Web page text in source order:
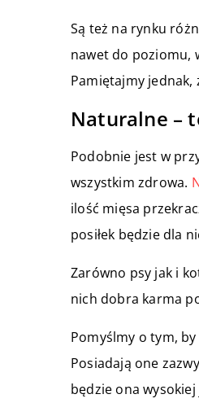
Są też na rynku
nawet do poziomu,
Pamiętajmy
Naturalne –
Podobnie jest w
wszystkim zdrowa.
ilość mięsa
posiłek będzie dla
Zarówno psy jak i
nich dobra karma
Pomyślmy o tym,
Posiadają one
będzie ona wysokiej